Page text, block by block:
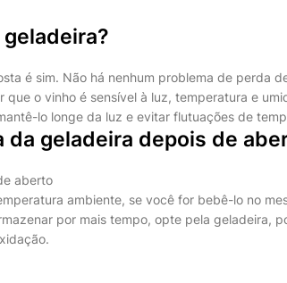
é sim. Não há nenhum problema de perda
o vinho é sensível à luz, temperatura e
lo longe da luz e evitar flutuações de
da geladeira depois de
aberto
ambiente, se você for bebê-lo no
por mais tempo, opte pela geladeira,